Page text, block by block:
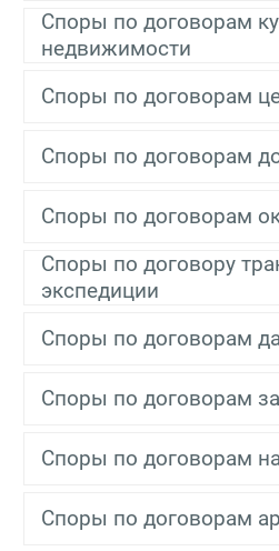
Споры по договорам
недвижимости
Споры по договорам
Споры по договорам
Споры по договорам
Споры по договору
экспедиции
Споры по договорам
Споры по договорам
Споры по договорам
Споры по договорам